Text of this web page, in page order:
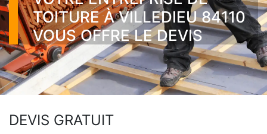
TOITURE À VILLEDIEU 84110
VOUS OFFRE LE DEVIS
DEVIS GRATUIT